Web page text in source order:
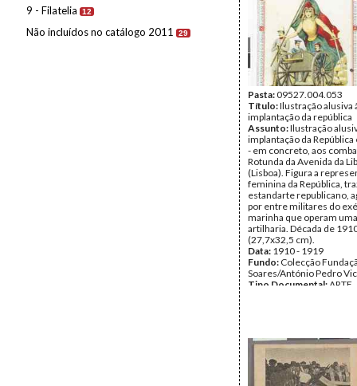
9 - Filatelia 12
Não incluídos no catálogo 2011 29
Pasta:09527.004.053
Título:Ilustração alusiva
implantação da república
Assunto:Ilustração
implantação da
- em concreto, aos
Rotunda da Avenida da
(Lisboa). Figura a
feminina da República,
estandarte republicano,
por entre militares do
marinha que operam
artilharia. Década de
(27,7x32,5 cm).
Data: 1910 - 1919
Fundo: Colecção
Soares/António Pedro
Tipo Documental: ARTE